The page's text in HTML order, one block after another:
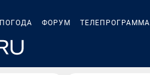
ПОГОДА ФОРУМ ТЕЛЕПРОГРАММА